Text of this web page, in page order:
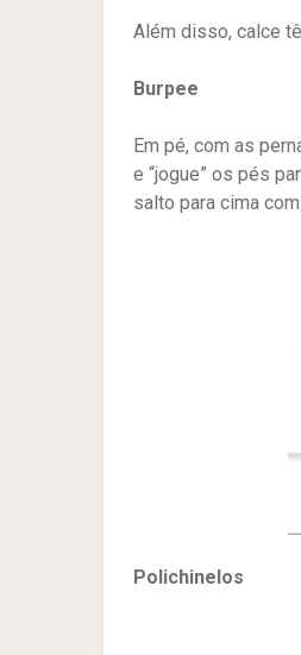
Além disso, calce
Burpee
Em pé, com as
e “jogue” os pés
salto para cima
Polichinelos